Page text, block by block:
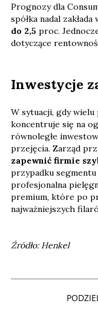
Prognozy dla
spółka nadal
do 2,5 proc.
dotyczące
Inwestycje
W sytuacji, gdy
koncentruje się na
równoległe
przejęcia. Zarząd
zapewnić firmie
przypadku
profesjonalna
premium, które po
najważniejszych
Źródło: Henkel